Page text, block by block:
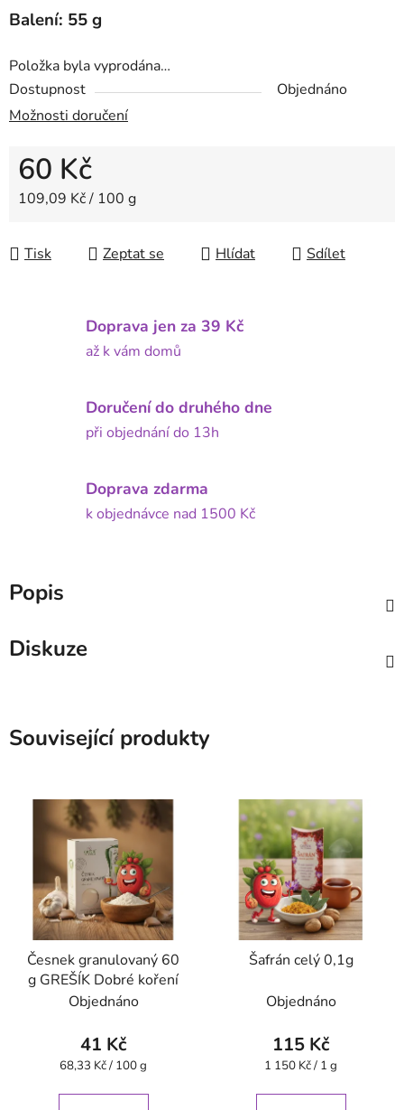
Balení: 55 g
Položka byla vyprodána…
Dostupnost
Objednáno
Možnosti doručení
60 Kč
Měrná cena:
109,09 Kč / 100 g
Tisk Zeptat se Hlídat Sdílet
Doprava jen za 39 Kč
až k vám domů
Doručení do druhého dne
při objednání do 13h
Doprava zdarma
k objednávce nad 1500 Kč
Popis
Diskuze
Související produkty
Česnek granulovaný 60
g GREŠÍK Dobré koření
Objednáno
41 Kč
Měrná
68,33 Kč / 100 g
Šafrán celý 0,1g
Objednáno
115 Kč
Měrná
1 150 Kč / 1 g